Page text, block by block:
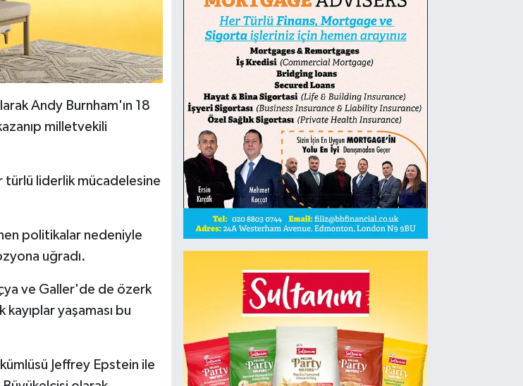
Andy Burnham'ın 18
milletvekili
türlü liderlik mücadelesine
politikalar nedeniyle
uğradı.
ve Galler'de de özerk
yaşaması bu
Jeffrey Epstein ile